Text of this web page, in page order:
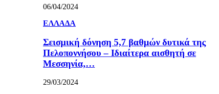
06/04/2024
ΕΛΛΑΔΑ
Σεισμική δόνηση 5,7 βαθμών δυτικά της
Πελοποννήσου – Ιδιαίτερα αισθητή σε
Μεσσηνία,…
29/03/2024